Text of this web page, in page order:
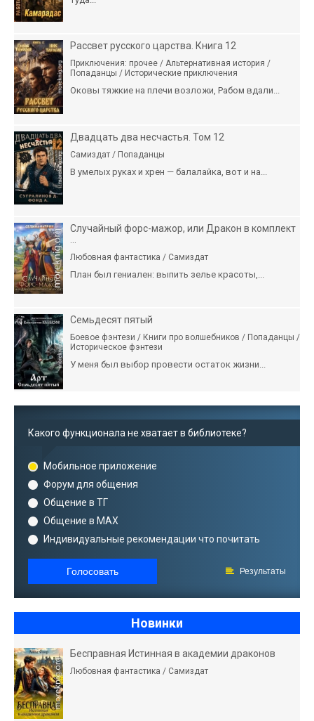
Рассвет русского царства. Книга 12
Приключения: прочее / Альтернативная история /
Попаданцы / Исторические приключения
Оковы тяжкие на плечи возложи, Рабом вдали...
Двадцать два несчастья. Том 12
Самиздат / Попаданцы
В умелых руках и хрен — балалайка, вот и на...
Случайный форс-мажор, или Дракон в комплект
Любовная фантастика / Самиздат
План был гениален: выпить зелье красоты,...
Семьдесят пятый
Боевое фэнтези / Книги про волшебников / Попаданцы /
Историческое фэнтези
У меня был выбор провести остаток жизни...
Какого функционала не хватает в библиотеке?
Мобильное приложение
Форум для общения
Общение в ТГ
Общение в MAX
Индивидуальные рекомендации что почитать
Голосовать Результаты
Новинки
Бесправная Истинная в академии драконов
Любовная фантастика / Самиздат